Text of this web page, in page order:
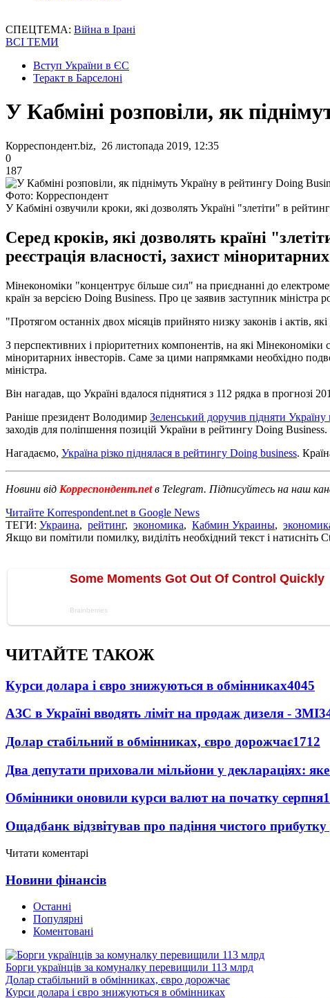
СПЕЦТЕМА: Війна в Ірані
ВСІ ТЕМИ
Вступ України в ЄС
Теракт в Барселоні
У Кабміні розповіли, як
Корреспондент.biz, 26 листопада 2019, 12:35
0
187
Фото: Корреспондент
У Кабміні озвучили кроки, які дозволять Україні "злетіти" в
Серед кроків, які дозволять країні
реєстрація власності, захист
Мінекономіки "концентрує більше сил" на приєднанні до
країн за версією Doing Business. Про це заявив заступник міністра
"Протягом останніх двох місяців прийнято низку законів і актів,
З перспективних і пріоритетних компонентів, на які Мінекономіки
міноритарних інвесторів. Саме за цими напрямками необхідно
міністра.
Він нагадав, що Україні вдалося піднятися з 112 рядка в прогнозі
Раніше президент Володимир Зеленський доручив підняти
заходів для поліпшення позицій України в рейтингу Doing Business.
Нагадаємо, Україна різко піднялася в рейтингу Doing business.
Новини від Корреспондент.netв Telegram. Підписуйтесь на наш
Читайте Korrespondent.net в Google News
ТЕГИ: Украина, рейтинг, экономика, Кабмин Украины,
Якщо ви помітили помилку, виділіть необхідний текст і
ЧИТАЙТЕ ТАКОЖ
Курси долара і євро знижуються в обмінниках4045
АЗС в Україні вводять ліміт на продаж дизеля - ЗМІ
Долар стабільний в обмінниках, євро дорожчає1712
Два депутати приховали мільйони у деклараціях:
Обмінники оновили курси валют на початку серпня
Ощадбанк відзвітував про падіння чистого прибутку
Читати коментарі
Новини фінансів
Останні
Популярні
Коментовані
Борги українців за комуналку перевищили 113 млрд
Долар стабільний в обмінниках, євро дорожчає
Курси долара і євро знижуються в обмінниках